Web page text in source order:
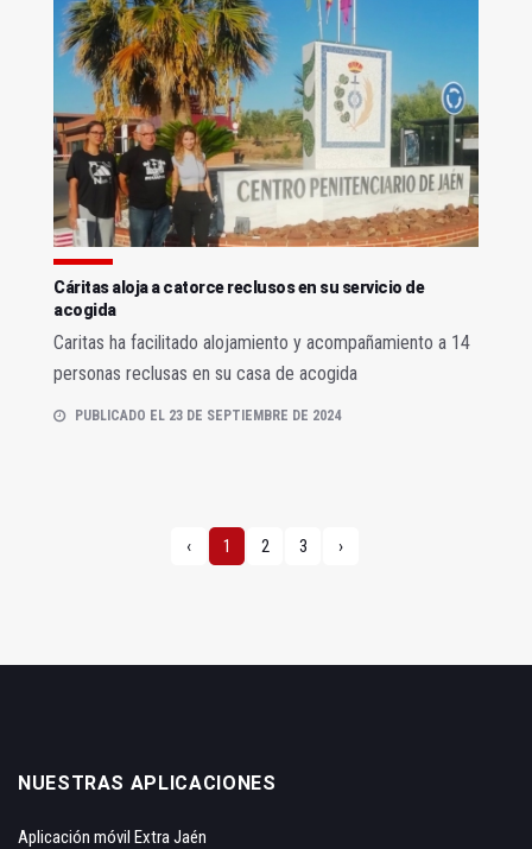
Cáritas aloja a catorce reclusos en su servicio de
acogida
Caritas ha facilitado alojamiento y acompañamiento a 14
personas reclusas en su casa de acogida
PUBLICADO EL 23 DE SEPTIEMBRE DE 2024
‹ 1 2 3 ›
NUESTRAS APLICACIONES
Aplicación móvil Extra Jaén